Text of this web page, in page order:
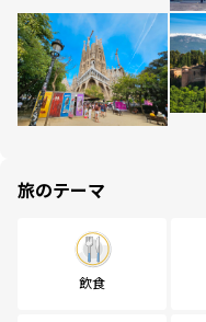
旅のテーマ
飲食